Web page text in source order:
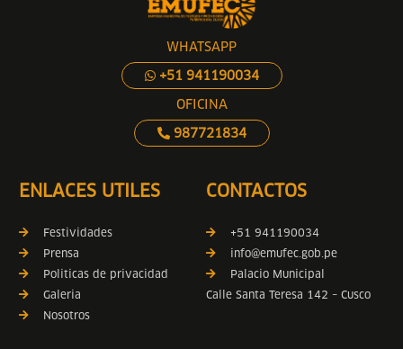
WHATSAPP
+51 941190034
OFICINA
987721834
ENLACES UTILES
Festividades
Prensa
Politicas de privacidad
Galeria
Nosotros
CONTACTOS
+51 941190034
info@emufec.gob.pe
Palacio Municipal
Calle Santa Teresa 142 – Cusco